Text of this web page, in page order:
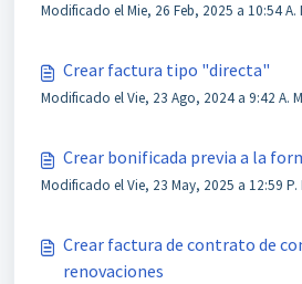
Modificado el Mie, 26 Feb, 2025 a 10:54 A.
Crear factura tipo "directa"
Modificado el Vie, 23 Ago, 2024 a 9:42 A.
Crear bonificada previa a la
Modificado el Vie, 23 May, 2025 a 12:59 P.
Crear factura de contrato de
renovaciones